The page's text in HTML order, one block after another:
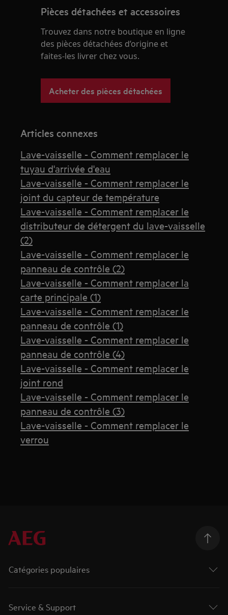
Pièces détachées et accessoires
Trouvez dans notre boutique en ligne
des pièces détachées d’origine et
faites-les livrer chez vous.
Acheter des pièces détachées
Articles connexes
Lave-vaisselle - Comment remplacer le
tuyau d'arrivée d'eau
Lave-vaisselle - Comment remplacer le
joint du capteur de température
Lave-vaisselle - Comment remplacer le
distributeur de détergent du lave-vaisselle
(2)
Lave-vaisselle - Comment remplacer le
panneau de contrôle (2)
Lave-vaisselle - Comment remplacer la
carte principale (1)
Lave-vaisselle - Comment remplacer le
panneau de contrôle (1)
Lave-vaisselle - Comment remplacer le
panneau de contrôle (4)
Lave-vaisselle - Comment remplacer le
joint rond
Lave-vaisselle - Comment remplacer le
panneau de contrôle (3)
Lave-vaisselle - Comment remplacer le
verrou
Catégories populaires
Service & Support